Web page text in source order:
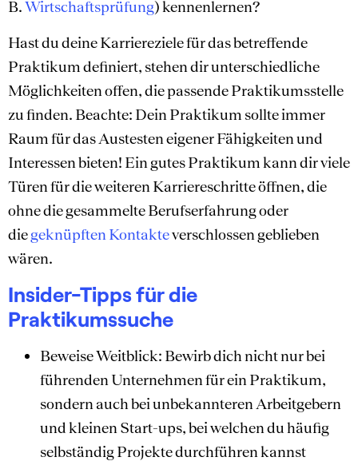
B.Wirtschaftsprüfung) kennenlernen?
Hast du deine Karriereziele für das betreffende
Praktikum definiert, stehen dir unterschiedliche
Möglichkeiten offen, die passende Praktikumsstelle
zu finden. Beachte: Dein Praktikum sollte immer
Raum für das Austesten eigener Fähigkeiten und
Interessen bieten! Ein gutes Praktikum kann dir viele
Türen für die weiteren Karriereschritte öffnen, die
ohne die gesammelte Berufserfahrung oder
diegeknüpften Kontakteverschlossen geblieben
wären.
Insider-Tipps für die
Praktikumssuche
Beweise Weitblick: Bewirb dich nicht nur bei
führenden Unternehmen für ein Praktikum,
sondern auch bei unbekannteren Arbeitgebern
und kleinen Start-ups, bei welchen du häufig
selbständig Projekte durchführen kannst